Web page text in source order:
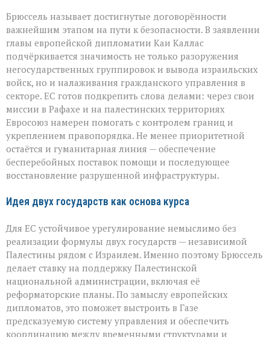
Брюссель называет достигнутые договорённости
важнейшим этапом на пути к безопасности. В заявлении
главы европейской дипломатии Каи Каллас
подчёркивается значимость не только разоружения
негосударственных группировок и вывода израильских
войск, но и налаживания гражданского управления в
секторе. ЕС готов подкрепить слова делами: через свои
миссии в Рафахе и на палестинских территориях
Евросоюз намерен помогать с контролем границ и
укреплением правопорядка. Не менее приоритетной
остаётся и гуманитарная линия — обеспечение
бесперебойных поставок помощи и последующее
восстановление разрушенной инфраструктуры.
Идея двух государств как основа курса
Для ЕС устойчивое урегулирование немыслимо без
реализации формулы двух государств — независимой
Палестины рядом с Израилем. Именно поэтому Брюссель
делает ставку на поддержку Палестинской
национальной администрации, включая её
реформаторские планы. По замыслу европейских
дипломатов, это поможет выстроить в Газе
предсказуемую систему управления и обеспечить
координацию между временными структурами и